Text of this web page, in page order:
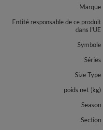
Bleu : 80% polyamide, 20%
Rouge : 80% polyamide, 20%
Rose fluo : 82% polyester, 18%
Marque
Entité responsable de ce produit
dans l'UE
Symbole
Séries
Size Type
poids net (kg)
Season
Section